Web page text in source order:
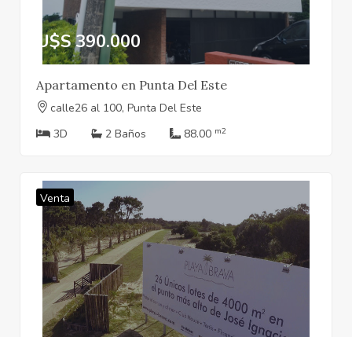
U$S 390.000
Apartamento en Punta Del Este
calle26 al 100, Punta Del Este
3D
2 Baños 88.00 m2
Venta